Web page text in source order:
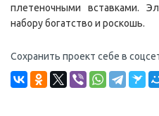
плетеночными вставками.
набору богатство и роскошь.
Сохранить проект себе в